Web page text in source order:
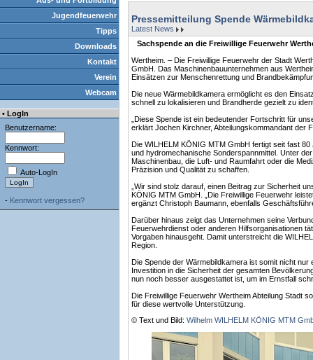
Jugendfeuerwehr
Tipps
Downloads
Kontakt
Verein
Webcam
• LogIn
Benutzername:
Kennwort:
Auto-LogIn
- Kennwort vergessen?
Pressemitteilung Spende
Latest News
Sachspende an die Freiwillige Feuerwehr
Wertheim. – Die Freiwillige Feuerwehr der Stadt
GmbH. Das Maschinenbauunternehmen aus
Einsätzen zur Menschenrettung und
Die neue Wärmebildkamera ermöglicht es den
schnell zu lokalisieren und Brandherde gezielt zu
„Diese Spende ist ein bedeutender Fortschritt für
erklärt Jochen Kirchner, Abteilungskommandant der
Die WILHELM KÖNIG MTM GmbH fertigt seit fast
und hydromechanische Sonderspannmittel. Unter
Maschinenbau, die Luft- und Raumfahrt oder die
Präzision und Qualität zu schaffen.
„Wir sind stolz darauf, einen Beitrag zur Sicherheit
KÖNIG MTM GmbH. „Die Freiwillige Feuerwehr
ergänzt Christoph Baumann, ebenfalls
Darüber hinaus zeigt das Unternehmen seine
Feuerwehrdienst oder anderen Hilfsorganisationen
Vorgaben hinausgeht. Damit unterstreicht die
Region.
Die Spende der Wärmebildkamera ist somit nicht
Investition in die Sicherheit der gesamten
nun noch besser ausgestattet ist, um im Ernstfall
Die Freiwillige Feuerwehr Wertheim Abteilung Stadt
für diese wertvolle Unterstützung.
© Text und Bild: Wilhelm WILHELM KÖNIG MTM